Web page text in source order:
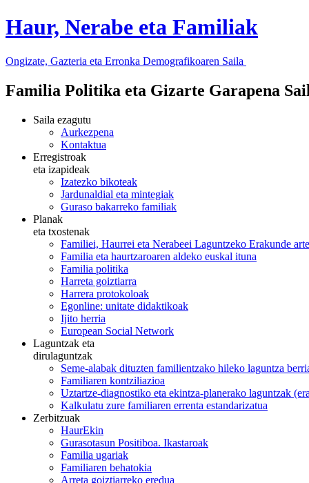
Haur, Nerabe eta Familiak
Ongizate, Gazteria eta Erronka Demografikoaren Saila
Familia Politika eta Gizarte Garapena
Saila ezagutu
Aurkezpena
Kontaktua
Erregistroak
eta izapideak
Izatezko bikoteak
Jardunaldial eta mintegiak
Guraso bakarreko familiak
Planak
eta txostenak
Familiei, Haurrei eta Nerabeei Laguntzeko Erakunde
Familia eta haurtzaroaren aldeko euskal ituna
Familia politika
Harreta goiztiarra
Harrera protokoloak
Egonline: unitate didaktikoak
Ijito herria
European Social Network
Laguntzak eta
dirulaguntzak
Seme-alabak dituzten familientzako hileko laguntza
Familiaren kontziliazioa
Uztartze-diagnostiko eta ekintza-planerako laguntzak
Kalkulatu zure familiaren errenta estandarizatua
Zerbitzuak
HaurEkin
Gurasotasun Positiboa. Ikastaroak
Familia ugariak
Familiaren behatokia
Arreta goiztiarreko eredua